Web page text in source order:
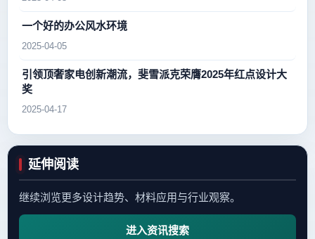
一个好的办公风水环境
2025-04-05
引领顶奢家电创新潮流，斐雪派克荣膺2025年红点设计大
奖
2025-04-17
延伸阅读
继续浏览更多设计趋势、材料应用与行业观察。
进入资讯搜索